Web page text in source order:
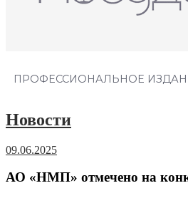
ПРОФЕССИОНАЛЬНОЕ
Новости
09.06.2025
АО «НМП» отмечено на